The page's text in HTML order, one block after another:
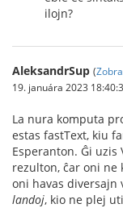
ilojn?
AleksandrSup (
19. januára 2023
La nura komputa
estas fastText, kiu
Esperanton. Ĝi
rezulton, ĉar oni ne
oni havas diversajn
landoj, kio ne plej